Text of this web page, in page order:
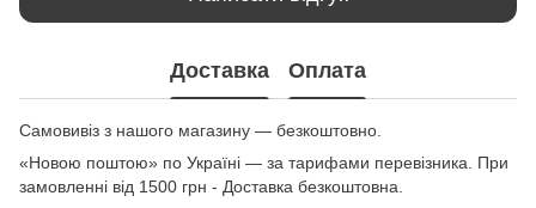
Доставка Оплата
Самовивіз з нашого магазину — безкоштовно.
«Новою поштою» по Україні — за тарифами перевізника. При
замовленні від 1500 грн - Доставка безкоштовна.